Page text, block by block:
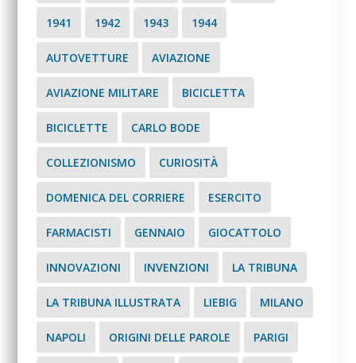
1941 1942 1943 1944
AUTOVETTURE AVIAZIONE
AVIAZIONE MILITARE BICICLETTA
BICICLETTE CARLO BODE
COLLEZIONISMO CURIOSITÀ
DOMENICA DEL CORRIERE ESERCITO
FARMACISTI GENNAIO GIOCATTOLO
INNOVAZIONI INVENZIONI LA TRIBUNA
LA TRIBUNA ILLUSTRATA LIEBIG MILANO
NAPOLI ORIGINI DELLE PAROLE PARIGI